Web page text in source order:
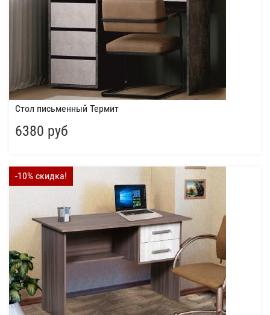
Стол письменный Термит
6380 руб
-10% скидка!